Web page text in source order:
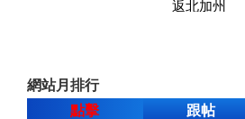
返北加州
網站月排行
點擊
跟帖